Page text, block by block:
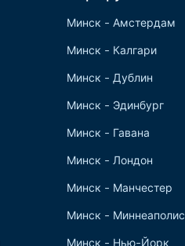
Минск - Амстердам
Минск - Калгари
Минск - Дублин
Минск - Эдинбург
Минск - Гавана
Минск - Лондон
Минск - Манчестер
Минск - Миннеаполис
Минск - Нью-Йорк